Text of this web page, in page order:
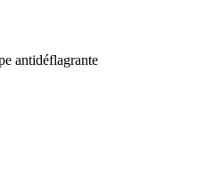
antidéflagrante